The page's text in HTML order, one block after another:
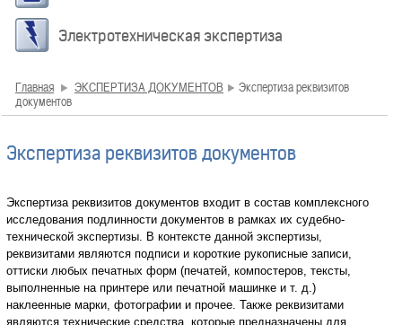
Электротехническая экспертиза
Главная ЭКСПЕРТИЗА ДОКУМЕНТОВ
Экспертиза реквизитов
документов
Экспертиза реквизитов документов
Экспертиза реквизитов документов входит в состав комплексного
исследования подлинности документов в рамках их судебно-
технической экспертизы. В контексте данной экспертизы,
реквизитами являются подписи и короткие рукописные записи,
оттиски любых печатных форм (печатей, компостеров, тексты,
выполненные на принтере или печатной машинке и т. д.)
наклеенные марки, фотографии и прочее. Также реквизитами
являются технические средства, которые предназначены для